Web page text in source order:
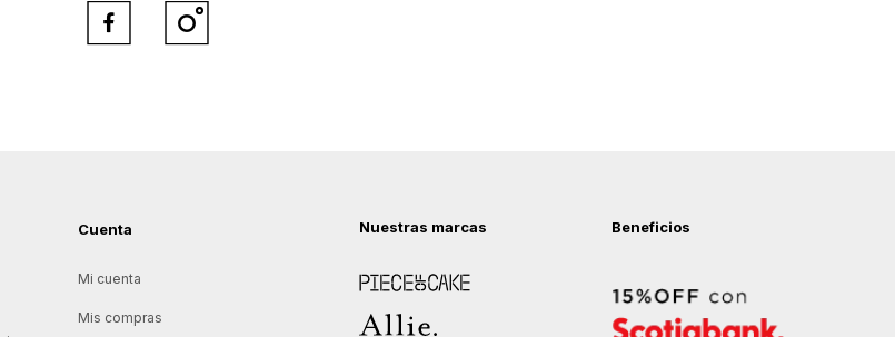
Cuenta
Mi cuenta
Mis compras
Nuestras marcas
Piece of Cake
Allie
Beneficios
 